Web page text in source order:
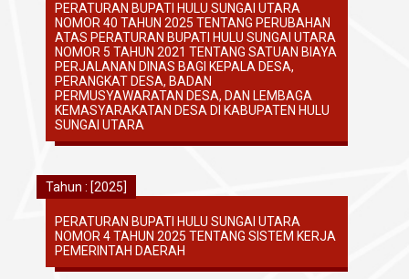
PERATURAN BUPATI HULU SUNGAI UTARA
NOMOR 40 TAHUN 2025 TENTANG PERUBAHAN
ATAS PERATURAN BUPATI HULU SUNGAI UTARA
NOMOR 5 TAHUN 2021 TENTANG SATUAN BIAYA
PERJALANAN DINAS BAGI KEPALA DESA,
PERANGKAT DESA, BADAN
PERMUSYAWARATAN DESA, DAN LEMBAGA
KEMASYARAKATAN DESA DI KABUPATEN HULU
SUNGAI UTARA
Tahun : [2025]
PERATURAN BUPATI HULU SUNGAI UTARA
NOMOR 4 TAHUN 2025 TENTANG SISTEM KERJA
PEMERINTAH DAERAH